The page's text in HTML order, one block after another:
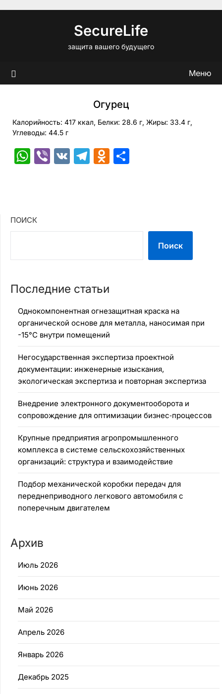
SecureLife
защита вашего будущего
Меню
Огурец
Калорийность: 417 ккал, Белки: 28.6 г, Жиры: 33.4 г,
Углеводы: 44.5 г
WhatsApp
Viber
VK Telegram
Odnoklassniki
ПОИСК
Поиск
Последние статьи
Однокомпонентная огнезащитная краска на
органической основе для металла, наносимая при
-15°C внутри помещений
Негосударственная экспертиза проектной
документации: инженерные изыскания,
экологическая экспертиза и повторная экспертиза
Внедрение электронного документооборота и
сопровождение для оптимизации бизнес‑процессов
Крупные предприятия агропромышленного
комплекса в системе сельскохозяйственных
организаций: структура и взаимодействие
Подбор механической коробки передач для
переднеприводного легкового автомобиля с
поперечным двигателем
Архив
Июль 2026
Июнь 2026
Май 2026
Апрель 2026
Январь 2026
Декабрь 2025